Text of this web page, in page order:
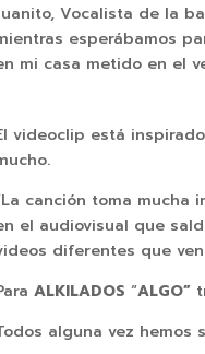
Vocalista de la
esperábamos
mi casa metido en el
videoclip está
canción toma
el audiovisual que
diferentes que
ALKILADOS “ALGO”
alguna vez hemos